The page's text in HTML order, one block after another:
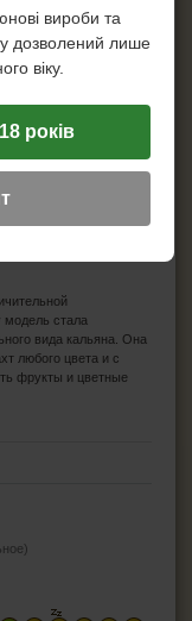
модель стала
вида кальяна. Она
любого цвета и с
фрукты и цветные
вироби та
дозволений лише
віку.
років